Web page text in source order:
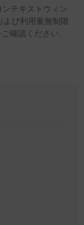
テキストウィン
よび利用量無制限
確認ください。.